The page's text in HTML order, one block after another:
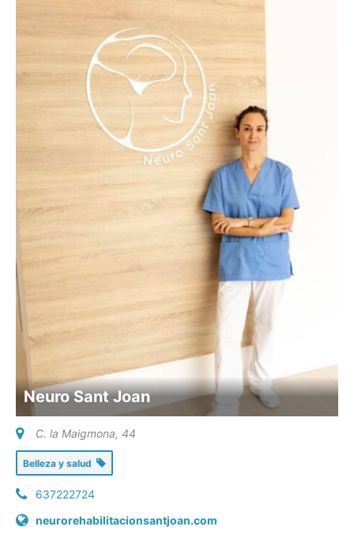
Neuro Sant Joan
C. la Maigmona, 44
Belleza y salud
637222724
neurorehabilitacionsantjoan.com